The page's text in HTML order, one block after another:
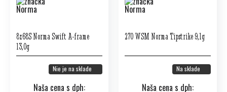
8x68S Norma Swift A-frame
13,0g
Nie je na sklade
Naša cena s dph:
270 WSM Norma Tipstrike 9,1g
Na sklade
Naša cena s dph: